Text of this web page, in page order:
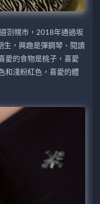
劄幌市，2018年通過坂
生，興趣是彈鋼琴、閱讀
愛的食物是桃子，喜愛
和淺粉紅色，喜愛的體